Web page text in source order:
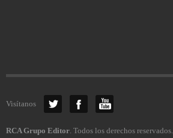
Visítanos
RCA Grupo Editor. Todos los derechos reservados.